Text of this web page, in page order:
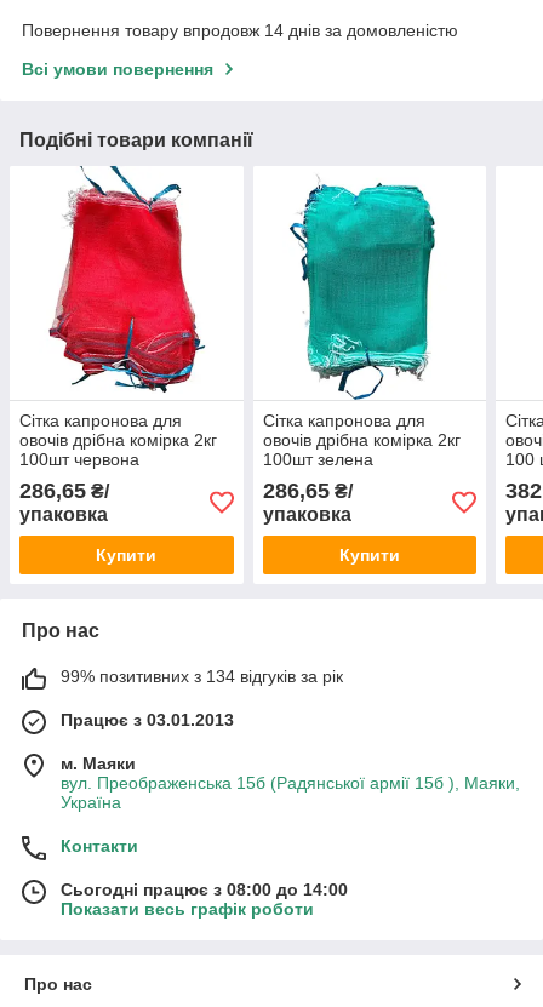
Повернення товару впродовж 14 днів за домовленістю
Всі умови повернення
Подібні товари компанії
Сітка капронова для
овочів дрібна комірка 2кг
100шт червона
286,65 ₴/
упаковка
Купити
Сітка капронова для
овочів дрібна комірка 2кг
100шт зелена
286,65₴/
упаковка
Купити
100
Про нас
99% позитивних з 134 відгуків за рік
Працює з 03.01.2013
м. Маяки
вул. Преображенська 15б (Радянської армії 15б ), Маяки,
Україна
Контакти
Сьогодні працює з 08:00 до 14:00
Показати весь графік роботи
Про нас